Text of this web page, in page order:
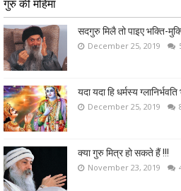
गुरु की महिमा
सदगुरु मिलै तो पाइए भक्ति-
December 25, 2019
यदा यदा हि धर्मस्य ग्लानिर्भवति
December 25, 2019
क्या गुरु मित्र हो सकते हैं !!!
November 23, 2019